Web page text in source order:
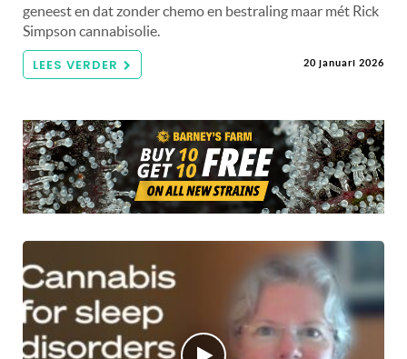
geneest en dat zonder chemo en bestraling maar mét Rick
Simpson cannabisolie.
LEES VERDER 20 januari 2026